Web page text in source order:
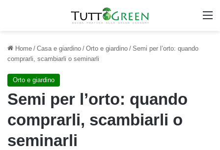
Home / Casa e giardino / Orto e giardino / Semi per l’orto: quando
comprarli, scambiarli o seminarli
Orto e giardino
Semi per l’orto: quando
comprarli, scambiarli o
seminarli